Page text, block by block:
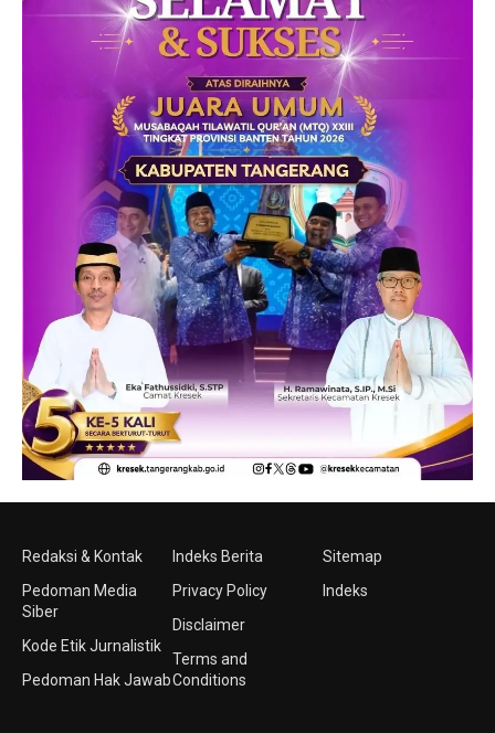
Redaksi & Kontak
Pedoman Media
Siber
Kode Etik Jurnalistik
Pedoman Hak Jawab
Indeks Berita
Privacy Policy
Disclaimer
Terms and
Conditions
Sitemap
Indeks